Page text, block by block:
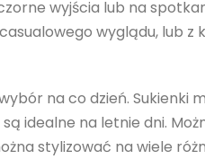
wyjścia lub na
wyglądu, lub z
na co dzień. Sukienki
idealne na letnie dni.
stylizować na wiele